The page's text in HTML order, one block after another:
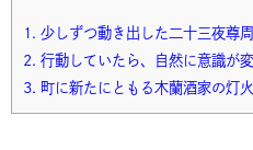
1. 少しずつ動き出した二十三夜尊
2. 行動していたら、自然に意識が
3. 町に新たにともる木蘭酒家の灯火